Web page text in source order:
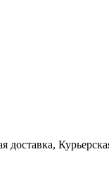
доставка,